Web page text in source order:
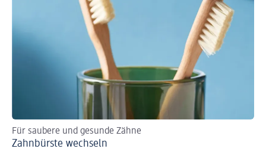
Für saubere und gesunde Zähne
Zahnbürste wechseln